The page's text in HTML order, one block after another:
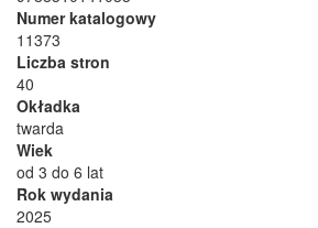
Numer katalogowy
11373
Liczba stron
40
Okładka
twarda
Wiek
od 3 do 6 lat
Rok wydania
2025